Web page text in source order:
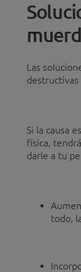
Las
destructivas
Si la causa
física,
darle a tu
todo,